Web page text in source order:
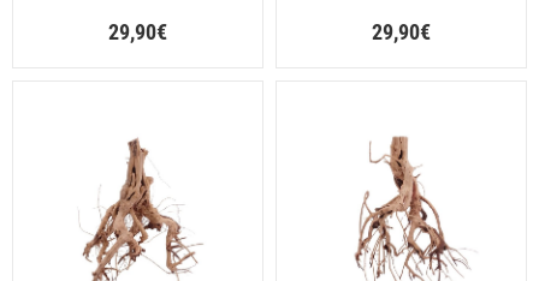
29,90€ 29,90€